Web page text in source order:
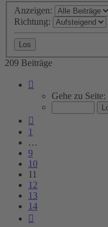
Anzeigen:
Richtung:
209 Beiträge
von
Gehe zu Seite:
1
…
9
10
11
12
13
14